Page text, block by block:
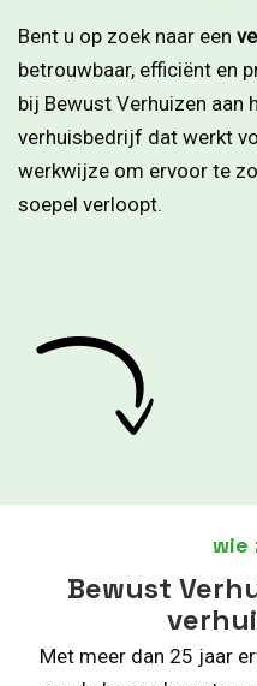
Bent u op zoek naar een
betrouwbaar, efficiënt en
bij Bewust Verhuizen aan
verhuisbedrijf dat werkt
werkwijze om ervoor te
soepel verloopt.
wie
Bewust
Met meer dan 25 jaar